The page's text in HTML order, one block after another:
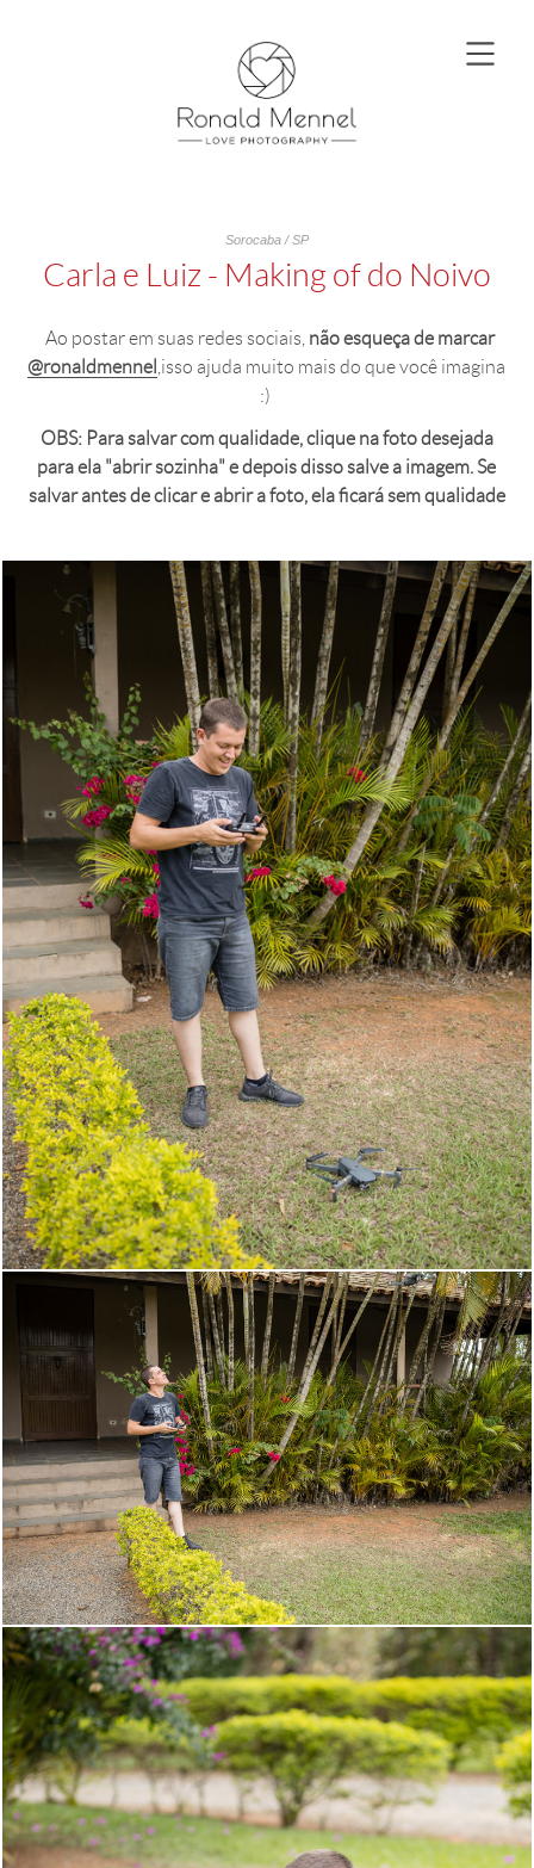
Sorocaba / SP
Carla e Luiz - Making of do Noivo
Ao postar em suas redes sociais, não esqueça de marcar
@ronaldmennel ,isso ajuda muito mais do que você imagina
:)
OBS: Para salvar com qualidade, clique na foto desejada
para ela "abrir sozinha" e depois disso salve a imagem. Se
salvar antes de clicar e abrir a foto, ela ficará sem qualidade